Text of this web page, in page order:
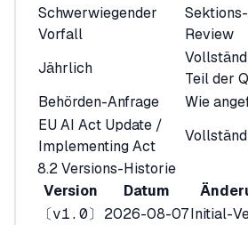
Schwerwiegender
Vorfall
Review
Jährlich
Teil der
Behörden-Anfrage
Wie
EU AI Act Update /
Implementing Act
8.2 Versions-Historie
Version
Datum
〔v1.0〕
2026-08-07Initial-